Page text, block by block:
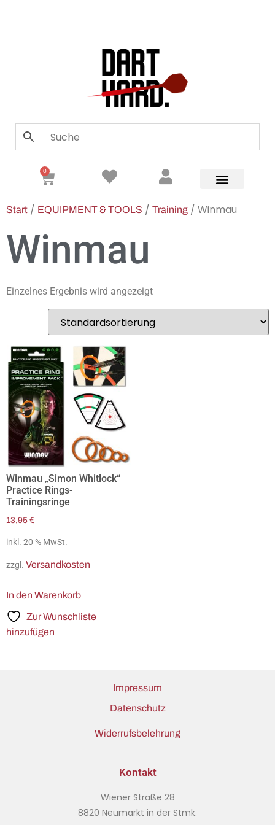
0
Start / EQUIPMENT & TOOLS / Training / Winmau
Winmau
Einzelnes Ergebnis wird angezeigt
Winmau „Simon Whitlock“
Practice Rings-
Trainingsringe
13,95 €
inkl. 20 % MwSt.
zzgl. Versandkosten
In den Warenkorb
Zur Wunschliste
hinzufügen
Impressum
Datenschutz
Widerrufsbelehrung
Kontakt
Wiener Straße 28
8820 Neumarkt in der Stmk.